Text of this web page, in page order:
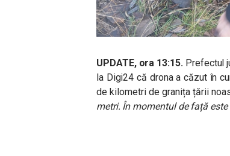
UPDATE, ora 13:15.Prefectul
la Digi24 că drona a căzut în
de kilometri de granița țării
metri. În momentul de față